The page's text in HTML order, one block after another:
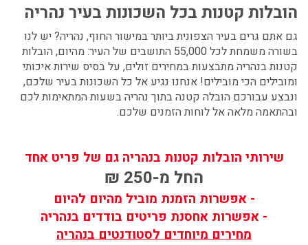
הובלות קטנות בכל השכונות בעיר נהריה
גם אתם גרים בעיר הצפונית ביותר במישור החוף, נהריה? יש לנו
בשורה משמחת לכל 55,000 התושבים של העיר: מהיום,
הובלות
קטנות בנהריהמתבצעות במחירים זולים, על בסיס שירות איכותי
ומובילים הכי מובילים! אנחנו נגיע אל כל השכונות בעיר שלכם,
ונבצע עבורכם הובלה קטנה בתוך נהריהבשעות המתאימות לכם
ובהתאמה מלאה אל לוחות הזמנים שלכם.
שירותי הובלות קטנות בנהריה גם של פריט אחד
החל מ-250 ₪
- אפשרות הזמנת מוביל מהיום להיום
- אפשרות אחסנת פריטים בודדים בנהריה
מחירים מיוחדים לסטודנטים בנהריה